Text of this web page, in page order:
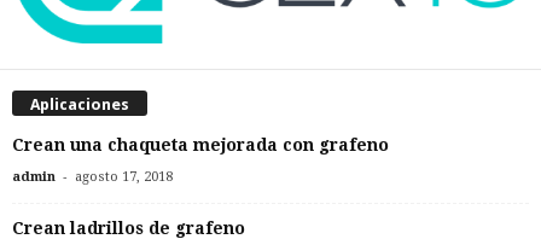
Aplicaciones
Crean una chaqueta mejorada con grafeno
admin - agosto 17, 2018
Crean ladrillos de grafeno